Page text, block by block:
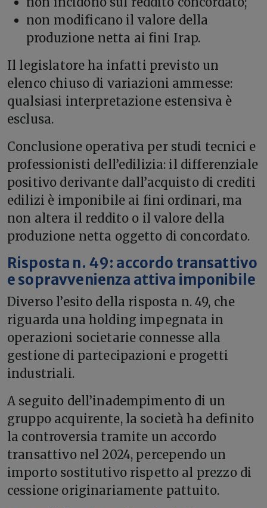
non modificano il valore della
produzione netta ai fini Irap.
Il legislatore ha infatti previsto un
elenco chiuso di variazioni ammesse:
qualsiasi interpretazione estensiva è
esclusa.
Conclusione operativa per studi tecnici e
professionisti dell’edilizia: il differenziale
positivo derivante dall’acquisto di crediti
edilizi è imponibile ai fini ordinari, ma
non altera il reddito o il valore della
produzione netta oggetto di concordato.
Risposta n. 49: accordo transattivo
e sopravvenienza attiva imponibile
Diverso l’esito della risposta n. 49, che
riguarda una holding impegnata in
operazioni societarie connesse alla
gestione di partecipazioni e progetti
industriali.
A seguito dell’inadempimento di un
gruppo acquirente, la società ha definito
la controversia tramite un accordo
transattivo nel 2024, percependo un
importo sostitutivo rispetto al prezzo di
cessione originariamente pattuito.